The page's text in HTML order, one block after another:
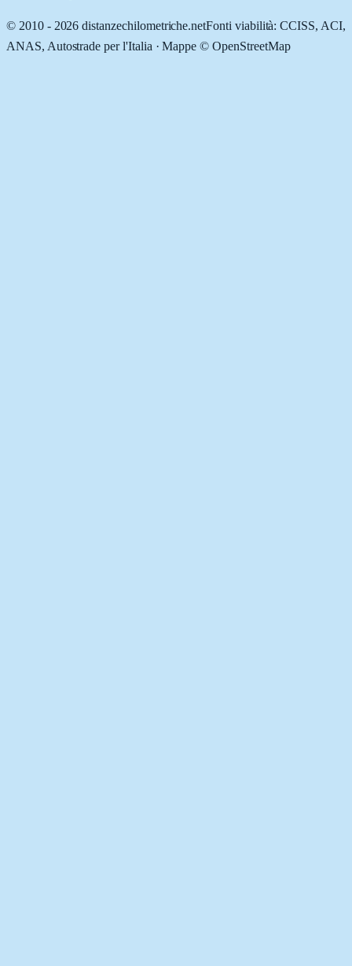
© 2010 - 2026 distanzechilometriche.netFonti viabilità: CCISS, ACI,
ANAS, Autostrade per l'Italia · Mappe © OpenStreetMap